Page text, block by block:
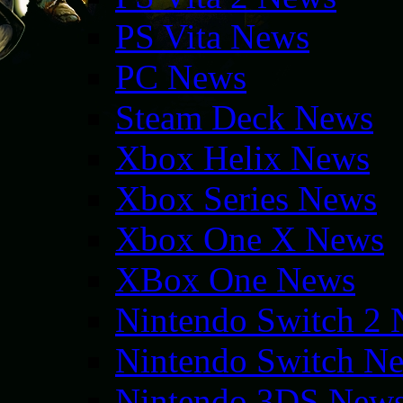
PS Vita News
PC News
Steam Deck News
Xbox Helix News
Xbox Series News
Xbox One X News
XBox One News
Nintendo Switch 2
Nintendo Switch